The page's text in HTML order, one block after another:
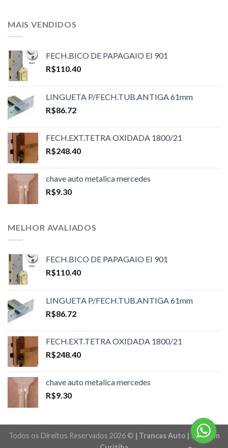
MAIS VENDIDOS
FECH.BICO DE PAPAGAIO EI 901
R$110.40
LINGUETA P/FECH.TUB.ANTIGA 61mm
R$86.72
FECH.EXT.TETRA OXIDADA 1800/21
R$248.40
chave auto metalica mercedes
R$9.30
MELHOR AVALIADOS
FECH.BICO DE PAPAGAIO EI 901
R$110.40
LINGUETA P/FECH.TUB.ANTIGA 61mm
R$86.72
FECH.EXT.TETRA OXIDADA 1800/21
R$248.40
chave auto metalica mercedes
R$9.30
Todos os Direitos Reservados 2026 © | Trancas Auto | Sites em